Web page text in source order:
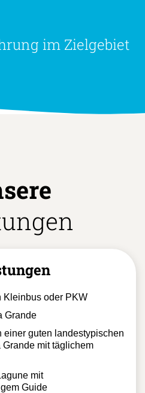
im Zielgebiet
Kleinbus oder PKW
Grande
einer guten landestypischen
mit täglichem
mit
Guide